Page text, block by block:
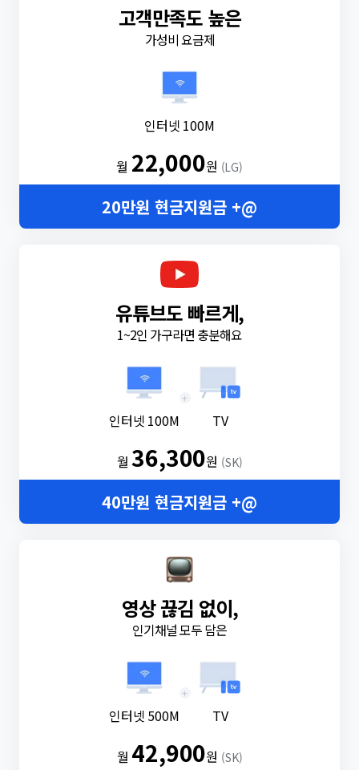
고객만족도 높은
가성비 요금제
인터넷 100M
월 22,000원 (LG)
20만원 현금지원금 +@
유튜브도 빠르게,
1~2인 가구라면 충분해요
인터넷 100M
+
TV
월36,300원 (SK)
40만원 현금지원금 +@
영상 끊김 없이,
인기채널 모두 담은
인터넷 500M
+
TV
월 42,900원 (SK)